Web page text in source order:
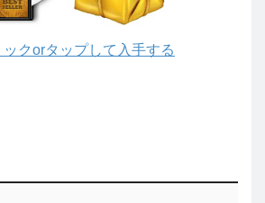
クorタップして入手する